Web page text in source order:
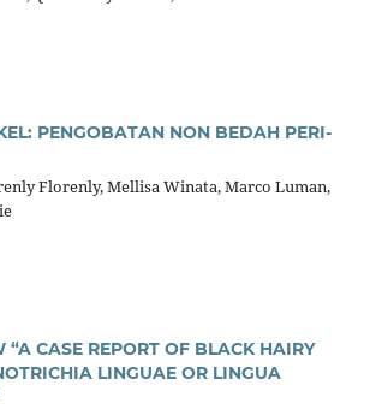
PENGOBATAN NON BEDAH PERI-
Florenly, Mellisa Winata, Marco Luman,
“A CASE REPORT OF BLACK HAIRY
LINGUAE OR LINGUA